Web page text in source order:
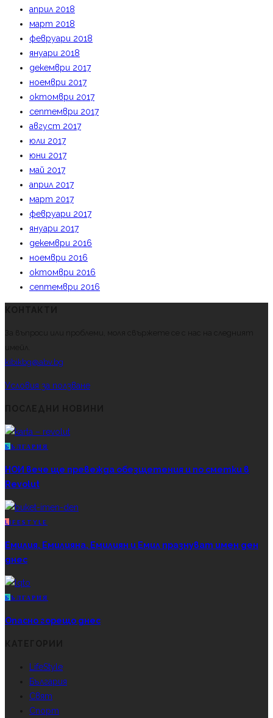
април 2018
март 2018
февруари 2018
януари 2018
декември 2017
ноември 2017
октомври 2017
септември 2017
август 2017
юли 2017
юни 2017
май 2017
април 2017
март 2017
февруари 2017
януари 2017
декември 2016
ноември 2016
октомври 2016
септември 2016
За въпроси или проблеми, моля свържете се с нас на следният
имейл.
kibikbg@abv.bg
Условия за ползване
Б ЪЛГАРИЯ
НОИ вече ще превежда обезщетения и по сметки в
Revolut
L IFESTYLE
Емилия, Емилияна, Емилиян и Емил празнуват имен ден
днес
Б ЪЛГАРИЯ
Опасно горещо днес
LifeStyle
България
Свят
Спорт